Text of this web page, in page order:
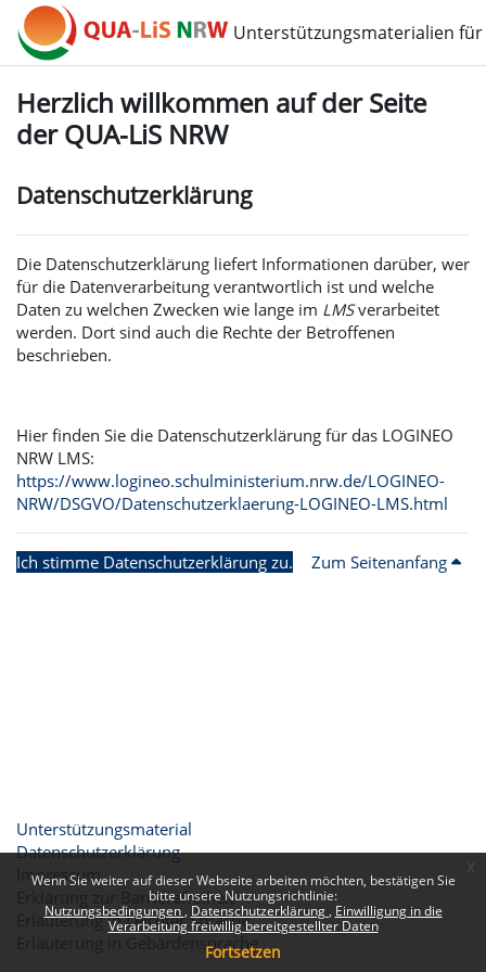
Zum Hauptinhalt
Wenn Sie weiter auf dieser Webseite arbeiten möchten, bestätigen Sie
bitte unsere Nutzungsrichtlinie:
Nutzungsbedingungen Datenschutzerklärung Einwilligung in die
Verarbeitung freiwillig bereitgestellter Daten
Fortsetzen
Unterstützungsmaterialien für
Herzlich willkommen auf der Seite
der QUA-LiS NRW
Datenschutzerklärung
Die Datenschutzerklärung liefert Informationen darüber, wer
für die Datenverarbeitung verantwortlich ist und welche
Daten zu welchen Zwecken wie lange im LMSverarbeitet
werden. Dort sind auch die Rechte der Betroffenen
beschrieben.
Hier finden Sie die Datenschutzerklärung für das LOGINEO
NRW LMS:
https://www.logineo.schulministerium.nrw.de/LOGINEO-
NRW/DSGVO/Datenschutzerklaerung-LOGINEO-LMS.html
Ich stimme Datenschutzerklärung zu. Zum Seitenanfang
Unterstützungsmaterial
Datenschutzerklärung
Impressum
Erklärung zur Barrierefreiheit
Erläuterung in Leichter Sprache
Erläuterung in Gebärdensprache